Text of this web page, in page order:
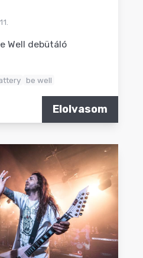
Well debütáló
be well
Elolvasom